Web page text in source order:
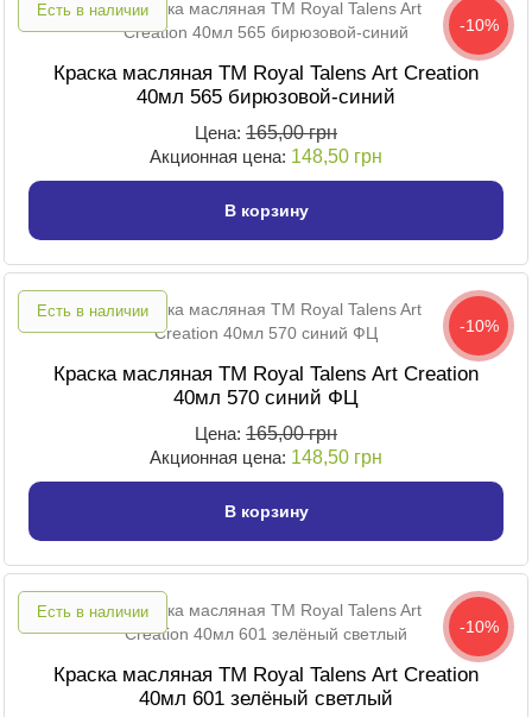
Есть в наличии
-10%
Краска масляная TM Royal Talens Art Creation
40мл 565 бирюзовой-синий
Цена: 165,00 грн
Акционная цена: 148,50 грн
В корзину
Есть в наличии
-10%
Краска масляная TM Royal Talens Art Creation
40мл 570 синий ФЦ
Цена: 165,00 грн
Акционная цена: 148,50 грн
В корзину
Есть в наличии
-10%
Краска масляная TM Royal Talens Art Creation
40мл 601 зелёный светлый